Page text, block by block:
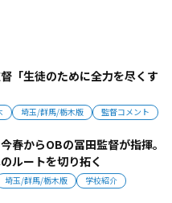
「生徒のために全力を尽くす
埼玉/群馬/栃木版 監督コメント
春からOBの冨田監督が指揮。
ルートを切り拓く
埼玉/群馬/栃木版 学校紹介